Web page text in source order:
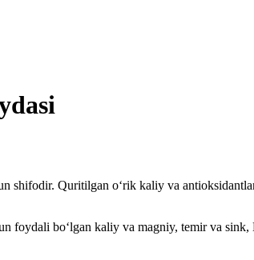
shifodir. Quritilgan o‘rik kaliy va
foydali bo‘lgan kaliy va magniy, temir va